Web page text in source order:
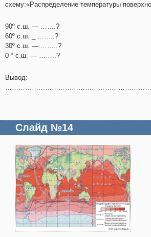
схему:«Распределение температуры
90º с.ш. — …….?
60º с.ш. _ ……..?
30º с.ш. — ……..?
0 º с.ш. — ……..?
Вывод:
Слайд №14